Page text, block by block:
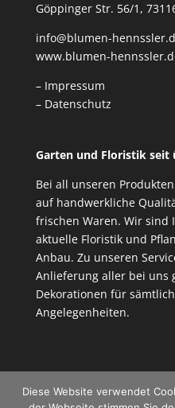
Göppinger Str. 56/1,
info@blumen-
www.blumen-
– Impressum
– Datenschutz
Garten und Floristik seit
Bei all unseren
auf handwerkliche
frischen Waren. Wir
aktuelle Floristik und
Anbau. Zu unseren
Anlieferung aller bei uns
Dekorationen für
Angelegenheiten.
Diese Website verwendet